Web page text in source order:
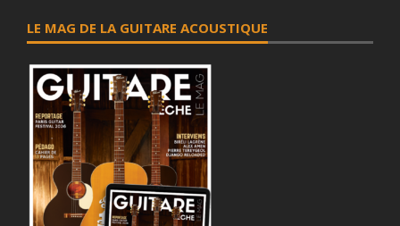
LE MAG DE LA GUITARE ACOUSTIQUE